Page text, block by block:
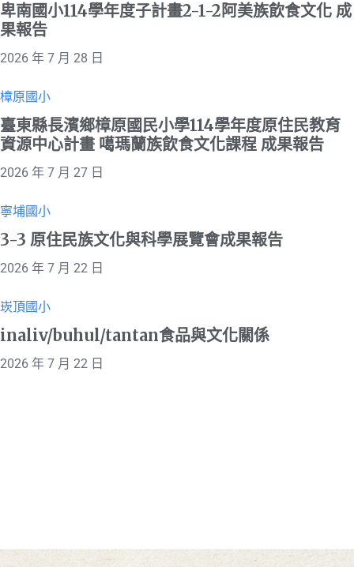
卑南國小114學年度子計畫2-1-2阿美族飲食文化 成
果報告
2026 年 7 月 28 日
樟原國小
臺東縣長濱鄉樟原國民小學114學年度原住民教育
資源中心計畫 噶瑪蘭族飲食文化課程 成果報告
2026 年 7 月 27 日
寧埔國小
3-3 原住民族文化與科學展覽會成果報告
2026 年 7 月 22 日
崁頂國小
inaliv/buhul/tantan食品與文化關係
2026 年 7 月 22 日